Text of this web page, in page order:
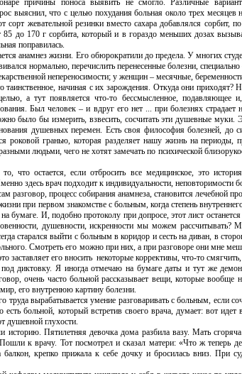
причины поноса выявить не смогло. Различные
выяснил, что с целью похудания больная около трех месяцев
сорт жевательной резинки вместо сахара добавлялся
85 до 170 г сорбита, который и в гораздо меньших дозах
поправилась.
анамнез жизни. Его обюрократили до предела. У многих
нормально, перечислить перенесенные болезни,
непереносимости; у женщин – месячные,
таинственное, начиная с их зарождения. Откуда они
а тут появляется что-то бессмысленное, подавляющее
Был человек – и вдруг его нет ... при болезнях
было бы измерить, взвесить, сосчитать эти душевные
душевных перемен. Есть своя философия болезней,
роковой гранью, которая разделяет нашу жизнь на периоды,
людьми, чего не хотят замечать по психической
что остается, если отбросить все медицинское, это
здесь врач подходит к индивидуальности, неповторимости
разговор, процесс собирания анамнеза, становится лечебной
при первом знакомстве с больным, когда степень
бумаге. И, подобно протоколу при допросе, этот лист
душевно­сти, искренности мы можем рассчитывать?
старался выйти с больным в коридор и сесть на диван, в
Смотреть его можно при них, а при разговоре они мне
заставляет его вносить некоторые коррективы, что-то
диктовку. Я иногда отмечаю на бумаге даты и тут же
очень часто больной рассказывает вещи, которые
его внутренюю картину болезни.
труда вырабатывается умение разговаривать с больным, если
есть больной, который встретив своего врача, думает: вот
душевной глухости.
историю. Пятилетняя девочка дома разбила вазу. Мать
к врачу. Тот посмотрел и сказал матери: «Что ж теперь
крепко прижала к себе дочку и бросилась вниз. При